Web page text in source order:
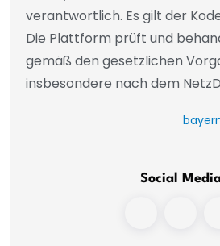
verantwortlich. Es gilt der
Die Plattform prüft und
gemäß den gesetzlichen
insbesondere nach dem
Social